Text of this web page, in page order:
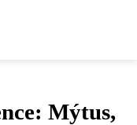
Mýtus,